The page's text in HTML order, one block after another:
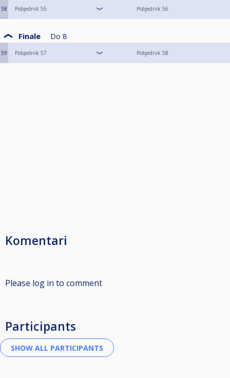
58 Pobjednik 55 Pobjednik 56
Finale Do 8
59 Pobjednik 57 Pobjednik 58
Komentari
Please log in to comment
Participants